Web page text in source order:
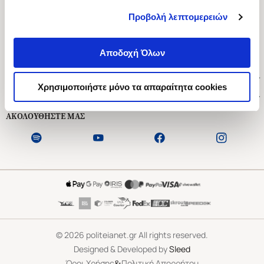
Προβολή λεπτομερειών
Αποδοχή Όλων
Χρησιμοποιήστε μόνο τα απαραίτητα cookies
Ασκληπιού 1-3, Αθήνα 106 79
Δευτέρα - Παρασκευή 09:00-21:00
Εξυπηρέτηση Πελατών
ΑΚΟΛΟΥΘΗΣΤΕ ΜΑΣ
©2026 politeianet.gr All rights reserved.
Designed & Developed bySleed